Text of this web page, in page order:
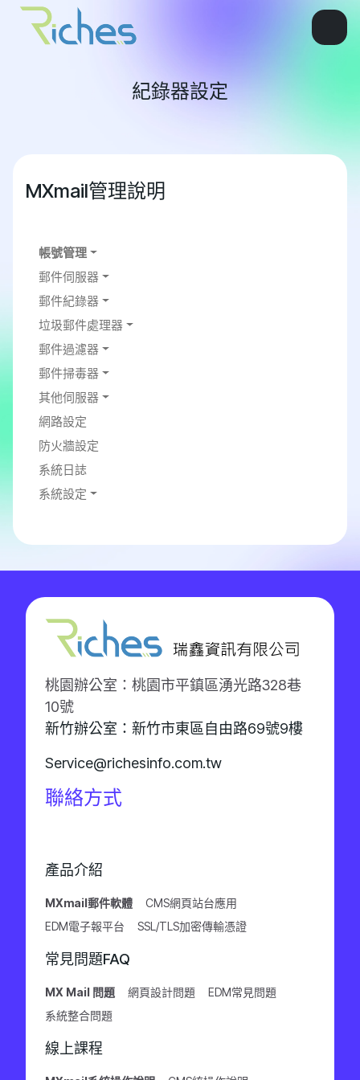
MXmail管理說明
帳號管理
郵件伺服器
郵件紀錄器
垃圾郵件處理器
郵件過濾器
郵件掃毒器
其他伺服器
網路設定
防火牆設定
系統日誌
系統設定
紀錄器設定
桃園辦公室：桃園市平鎮區湧光路328巷
10號
新竹辦公室：新竹市東區自由路69號9樓
Service@richesinfo.com.tw
聯絡方式
產品介紹
MXmail郵件軟體
CMS網頁站台應用
EDM電子報平台
SSL/TLS加密傳輸憑證
常見問題FAQ
MX Mail 問題 網頁設計問題
EDM常見問題
系統整合問題
線上課程